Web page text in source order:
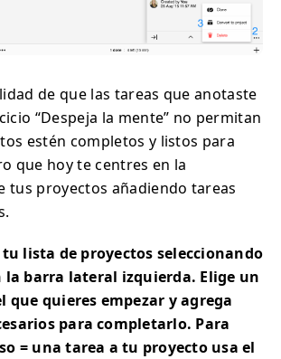
de que las tareas que anotaste
“Despeja la mente” no permitan
estén completos y listos para
que hoy te centres en la
tus proyectos añadiendo tareas
tu lista de proyectos seleccionando
la barra lateral izquierda. Elige un
que quieres empezar y agrega
para completarlo. Para
= una tarea a tu proyecto usa el